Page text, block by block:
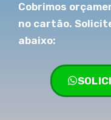
Cobrimos
no cartão.
abaixo: